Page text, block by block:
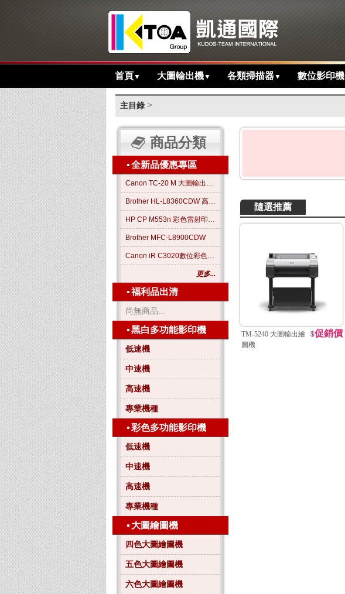
首頁▼ 大圖輸出機▼ 各類掃描器▼ 數位影印機
主目錄 >
商品分類
▪全新品優惠專區
Canon TC-20 M 大圖輸出繪圖機
Brother HL-L8360CDW 高效彩色雷射印表機
HP CP M553n 彩色雷射印表機
Brother MFC-L8900CDW
Canon iR C3020數位彩色影印機
更多...
▪福利品出清
尚無商品...
▪黑白多功能影印機
低速機
中速機
高速機
專業機種
▪彩色多功能影印機
低速機
中速機
高速機
專業機種
▪ 大圖繪圖機
四色大圖繪圖機
五色大圖繪圖機
六色大圖繪圖機
隨選推薦
TM-5240 大圖輸出繪
圖機
$促銷價